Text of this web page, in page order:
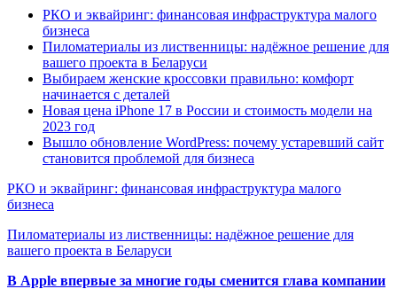
РКО и эквайринг: финансовая инфраструктура малого
бизнеса
Пиломатериалы из лиственницы: надёжное решение для
вашего проекта в Беларуси
Выбираем женские кроссовки правильно: комфорт
начинается с деталей
Новая цена iPhone 17 в России и стоимость модели на
2023 год
Вышло обновление WordPress: почему устаревший сайт
становится проблемой для бизнеса
РКО и эквайринг: финансовая инфраструктура малого
бизнеса
Пиломатериалы из лиственницы: надёжное решение для
вашего проекта в Беларуси
В Apple впервые за многие годы сменится глава компании